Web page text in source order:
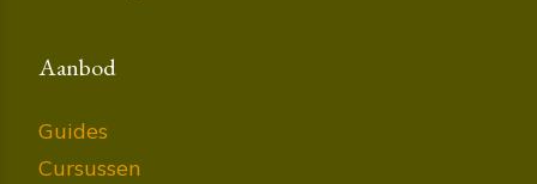
Aanbod
Guides
Cursussen